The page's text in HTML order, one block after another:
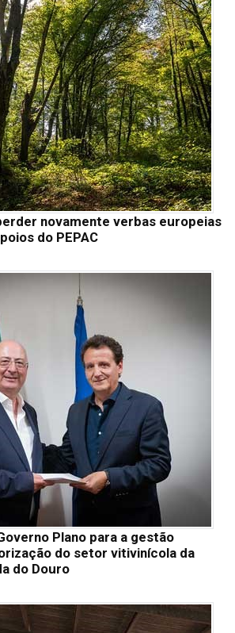
novamente verbas europeias
do PEPAC
Plano para a gestão
do setor vitivinícola da
do Douro